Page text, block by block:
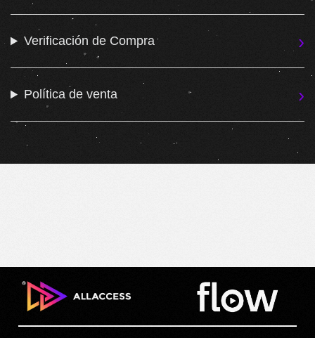
Verificación de Compra
Política de venta